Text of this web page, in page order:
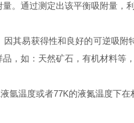
。通过测定出该平衡吸附量
易获得性和良好的可逆吸附
，如：天然矿石，有机材料
温度或者77K的液氮温度下在